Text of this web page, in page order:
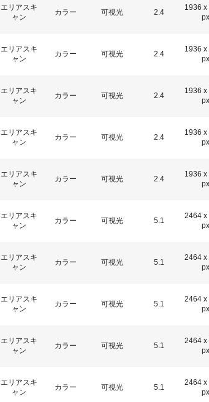
エリアスキ
ャン
カラー 可視光 2.4
1936 x
px
エリアスキ
ャン
カラー 可視光 2.4
1936 x
px
エリアスキ
ャン
カラー 可視光 2.4
1936 x
px
エリアスキ
ャン
カラー 可視光 2.4
1936 x
px
エリアスキ
ャン
カラー 可視光 2.4
1936 x
px
エリアスキ
ャン
カラー 可視光 5.1
2464 x
px
エリアスキ
ャン
カラー 可視光 5.1
2464 x
px
エリアスキ
ャン
カラー 可視光 5.1
2464 x
px
エリアスキ
ャン
カラー 可視光 5.1
2464 x
px
エリアスキ
ャン
カラー 可視光 5.1
2464 x
px